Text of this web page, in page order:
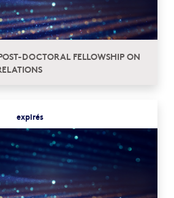
DOCTORAL FELLOWSHIP ON
expirés